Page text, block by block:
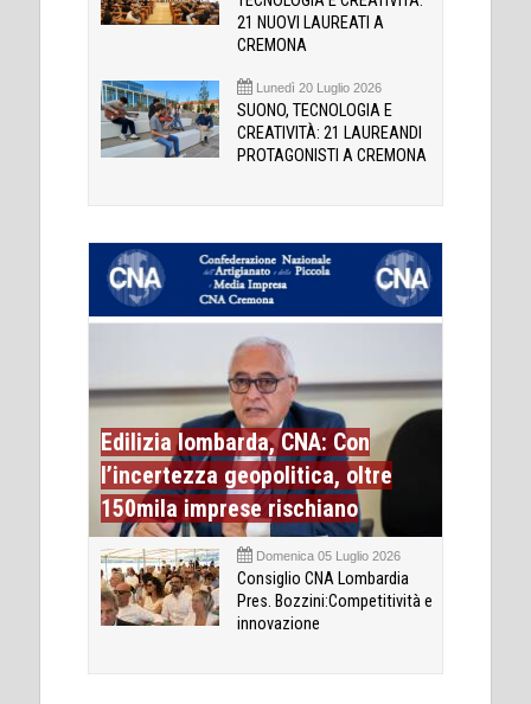
21 NUOVI LAUREATI A
CREMONA
Lunedì 20 Luglio 2026
SUONO, TECNOLOGIA E
CREATIVITÀ: 21 LAUREANDI
PROTAGONISTI A CREMONA
Edilizia lombarda, CNA: Con
l’incertezza geopolitica, oltre
150mila imprese rischiano
Domenica 05 Luglio 2026
Consiglio CNA Lombardia
Pres. Bozzini:Competitività e
innovazione